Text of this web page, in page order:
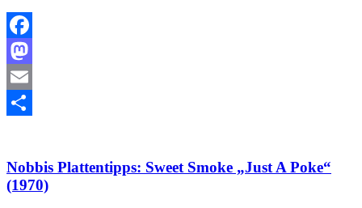
Facebook
Mastodon
Email
Nobbis Plattentipps: Sweet Smoke „Just A Poke“
(1970)